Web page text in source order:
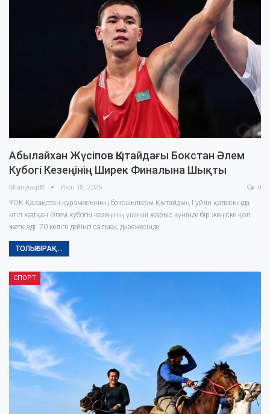
Абылайхан Жүсіпов Қытайдағы Бокстан Әлем
Кубогі Кезеңінің Ширек Финалына Шықты
Shanyraq08 Июн 18, 2026 0
ҰОК Қазақстан құрамасының боксшылары Қытайдың Гуйян қаласында
өтіп жатқан Әлем кубогы кезеңінің үшінші жарыс күнінде бір жеңіске қол
жеткізді. 70 келіге дейінгі салмақ дәрежесінде…
ТОЛЫҒЫРАҚ...
СПОРТ